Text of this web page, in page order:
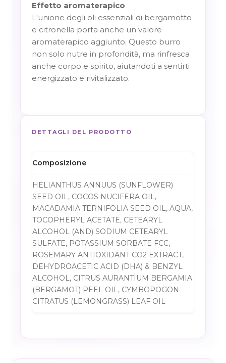
Effetto aromaterapico
L'unione degli oli essenziali di bergamotto
e citronella porta anche un valore
aromaterapico aggiunto. Questo burro
non solo nutre in profondità, ma rinfresca
anche corpo e spirito, aiutandoti a sentirti
energizzato e rivitalizzato.
DETTAGLI DEL PRODOTTO
Composizione
HELIANTHUS ANNUUS (SUNFLOWER)
SEED OIL, COCOS NUCIFERA OIL,
MACADAMIA TERNIFOLIA SEED OIL, AQUA,
TOCOPHERYL ACETATE, CETEARYL
ALCOHOL (AND) SODIUM CETEARYL
SULFATE, POTASSIUM SORBATE FCC,
ROSEMARY ANTIOXIDANT CO2 EXTRACT,
DEHYDROACETIC ACID (DHA) & BENZYL
ALCOHOL, CITRUS AURANTIUM BERGAMIA
(BERGAMOT) PEEL OIL, CYMBOPOGON
CITRATUS (LEMONGRASS) LEAF OIL